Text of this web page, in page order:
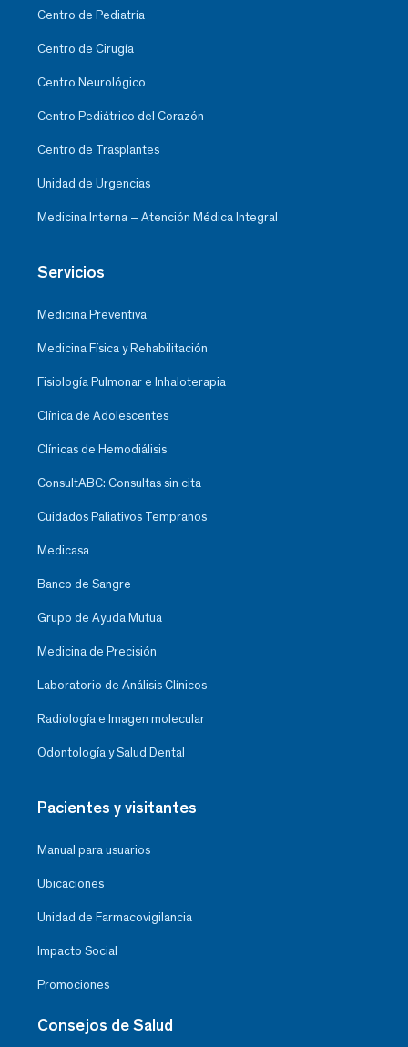
Centro de Pediatría
Centro de Cirugía
Centro Neurológico
Centro Pediátrico del Corazón
Centro de Trasplantes
Unidad de Urgencias
Medicina Interna – Atención Médica Integral
Servicios
Medicina Preventiva
Medicina Física y Rehabilitación
Fisiología Pulmonar e Inhaloterapia
Clínica de Adolescentes
Clínicas de Hemodiálisis
ConsultABC: Consultas sin cita
Cuidados Paliativos Tempranos
Medicasa
Banco de Sangre
Grupo de Ayuda Mutua
Medicina de Precisión
Laboratorio de Análisis Clínicos
Radiología e Imagen molecular
Odontología y Salud Dental
Pacientes y visitantes
Manual para usuarios
Ubicaciones
Unidad de Farmacovigilancia
Impacto Social
Promociones
Consejos de Salud